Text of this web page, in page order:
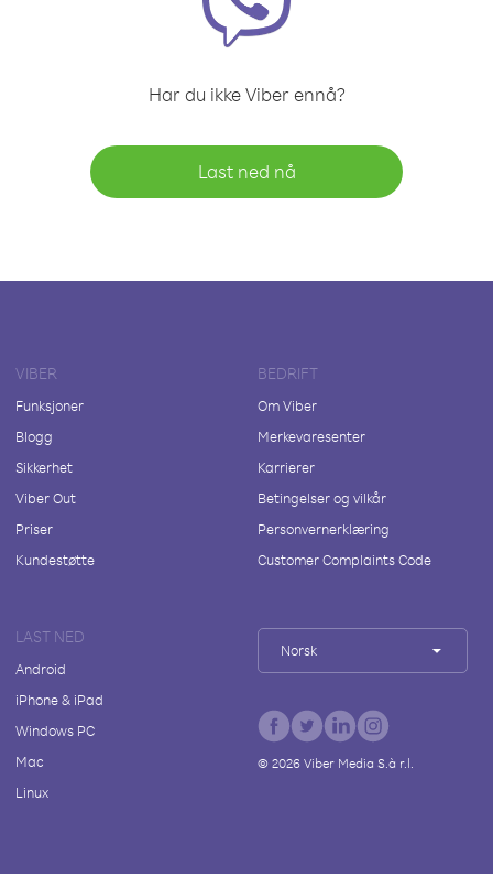
Har du ikke Viber ennå?
Last ned nå
VIBER
Funksjoner
Blogg
Sikkerhet
Viber Out
Priser
Kundestøtte
BEDRIFT
Om Viber
Merkevaresenter
Karrierer
Betingelser og vilkår
Personvernerklæring
Customer Complaints Code
LAST NED
Android
iPhone & iPad
Windows PC
Mac
Linux
Norsk
© 2026Viber Media S.à r.l.